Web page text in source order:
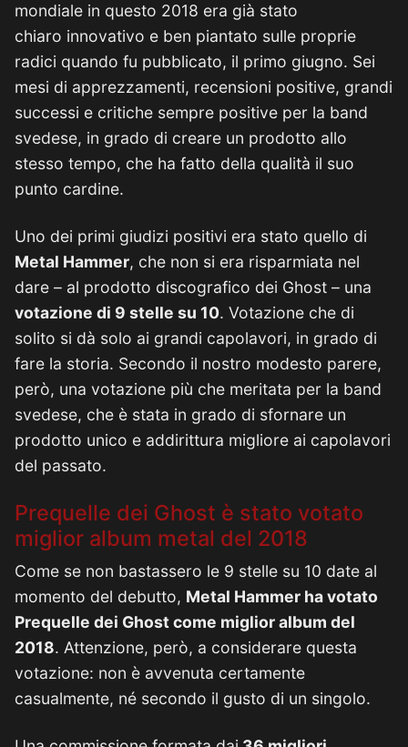
mondiale in questo 2018 era già stato
chiaro innovativo e ben piantato sulle proprie
radici quando fu pubblicato, il primo giugno. Sei
mesi di apprezzamenti, recensioni positive, grandi
successi e critiche sempre positive per la band
svedese, in grado di creare un prodotto allo
stesso tempo, che ha fatto della qualità il suo
punto cardine.
Uno dei primi giudizi positivi era stato quello di
Metal Hammer, che non si era risparmiata nel
dare – al prodotto discografico dei Ghost – una
votazione di 9 stelle su 10. Votazione che di
solito si dà solo ai grandi capolavori, in grado di
fare la storia. Secondo il nostro modesto parere,
però, una votazione più che meritata per la band
svedese, che è stata in grado di sfornare un
prodotto unico e addirittura migliore ai capolavori
del passato.
Prequelle dei Ghost è stato votato
miglior album metal del 2018
Come se non bastassero le 9 stelle su 10 date al
momento del debutto, Metal Hammer ha votato
Prequelle dei Ghost come miglior album del
2018. Attenzione, però, a considerare questa
votazione: non è avvenuta certamente
casualmente, né secondo il gusto di un singolo.